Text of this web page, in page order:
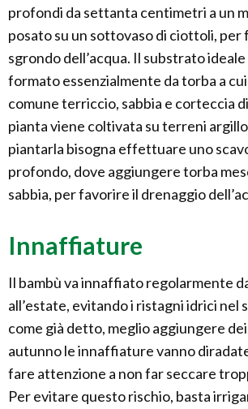
profondi da settanta centimetri a un
posato su un sottovaso di ciottoli, per
sgrondo dell’acqua. Il substrato
formato essenzialmente da torba a
comune terriccio, sabbia e corteccia di
pianta viene coltivata su terreni
piantarla bisogna effettuare uno
profondo, dove aggiungere torba
sabbia, per favorire il drenaggio
Innaffiature
Il bambù va innaffiato regolarmente
all’estate, evitando i ristagni idrici nel
come già detto, meglio aggiungere
autunno le innaffiature vanno
fare attenzione a non far seccare
Per evitare questo rischio, basta